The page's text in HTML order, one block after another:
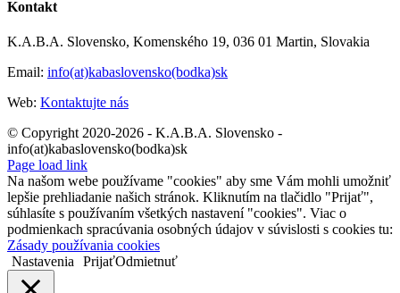
Kontakt
K.A.B.A. Slovensko, Komenského 19, 036 01 Martin, Slovakia
Email: info(at)kabaslovensko(bodka)sk
Web: Kontaktujte nás
© Copyright 2020-2026 - K.A.B.A. Slovensko -
info(at)kabaslovensko(bodka)sk
Page load link
Na našom webe používame "cookies" aby sme Vám mohli umožniť
lepšie prehliadanie našich stránok. Kliknutím na tlačidlo "Prijať",
súhlasíte s používaním všetkých nastavení "cookies". Viac o
podmienkach spracúvania osobných údajov v súvislosti s cookies tu:
Zásady používania cookies
Nastavenia
PrijaťOdmietnuť